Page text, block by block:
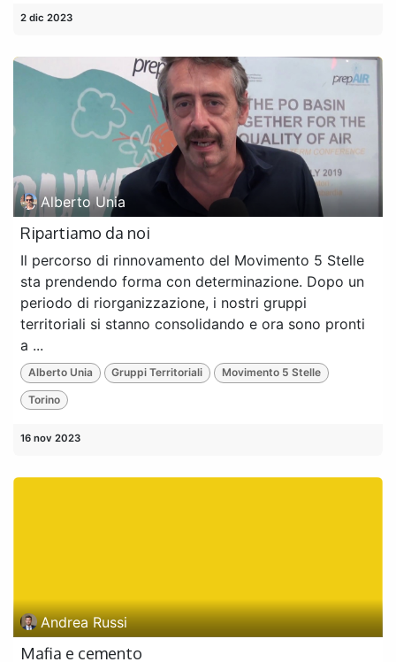
2 dic 2023
Alberto Unia
Ripartiamo da noi
Il percorso di rinnovamento del Movimento 5 Stelle
sta prendendo forma con determinazione. Dopo un
periodo di riorganizzazione, i nostri gruppi
territoriali si stanno consolidando e ora sono pronti
a ...
Alberto Unia Gruppi Territoriali Movimento 5 Stelle
Torino
16 nov 2023
Andrea Russi
Mafia e cemento